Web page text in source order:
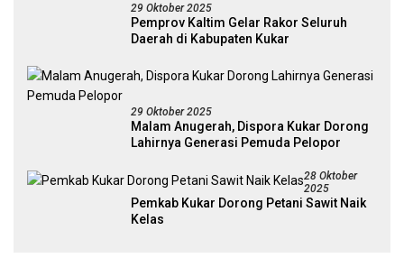
29 Oktober 2025
Pemprov Kaltim Gelar Rakor Seluruh
Daerah di Kabupaten Kukar
29 Oktober 2025
Malam Anugerah, Dispora Kukar Dorong
Lahirnya Generasi Pemuda Pelopor
28 Oktober
2025
Pemkab Kukar Dorong Petani Sawit Naik
Kelas